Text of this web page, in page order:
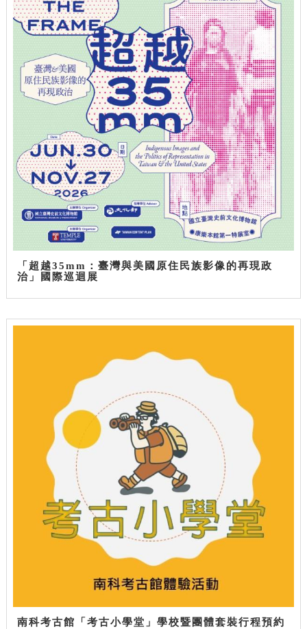
「超越35mm：臺灣與美國原住民族影像的再現政
治」國際巡迴展
南科考古館「考古小學堂」學校暨團體套裝行程預約